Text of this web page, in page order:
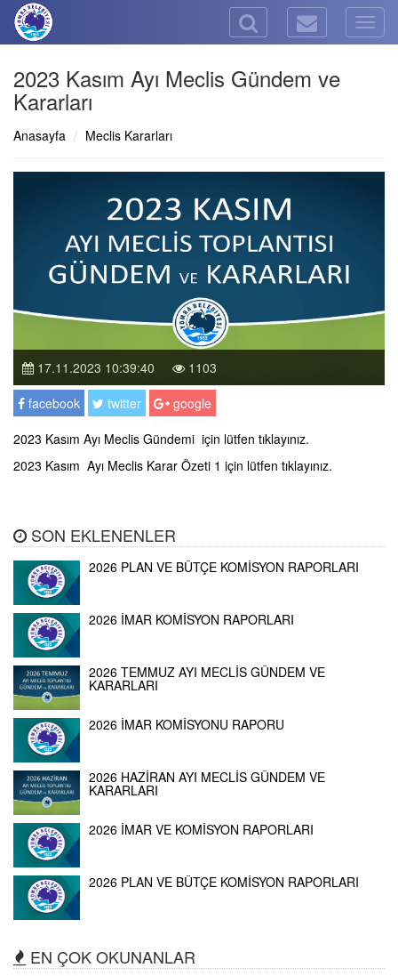
2023 Kasım Ayı Meclis Gündem ve
Kararları
Anasayfa Meclis Kararları
17.11.2023 10:39:40
1103
facebook
twitter
google
2023 Kasım Ayı Meclis Gündemi için lütfen tıklayınız.
2023 Kasım Ayı Meclis Karar Özeti 1 için lütfen tıklayınız.
SON EKLENENLER
2026 PLAN VE BÜTÇE KOMİSYON RAPORLARI
2026 İMAR KOMİSYON RAPORLARI
2026 TEMMUZ AYI MECLİS GÜNDEM VE
KARARLARI
2026 İMAR KOMİSYONU RAPORU
2026 HAZİRAN AYI MECLİS GÜNDEM VE
KARARLARI
2026 İMAR VE KOMİSYON RAPORLARI
2026 PLAN VE BÜTÇE KOMİSYON RAPORLARI
EN ÇOK OKUNANLAR